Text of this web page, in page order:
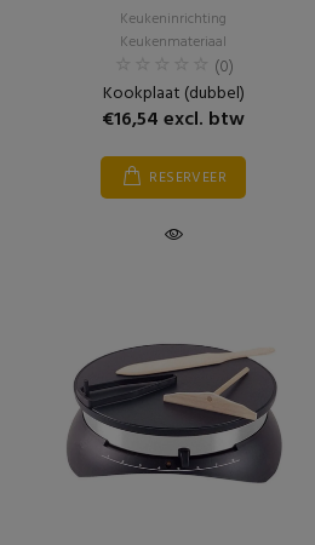
Keukeninrichting
Keukenmateriaal
(0)
Kookplaat (dubbel)
€16,54 excl. btw
RESERVEER